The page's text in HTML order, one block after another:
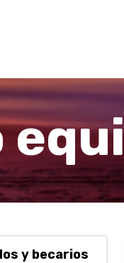
y becarios